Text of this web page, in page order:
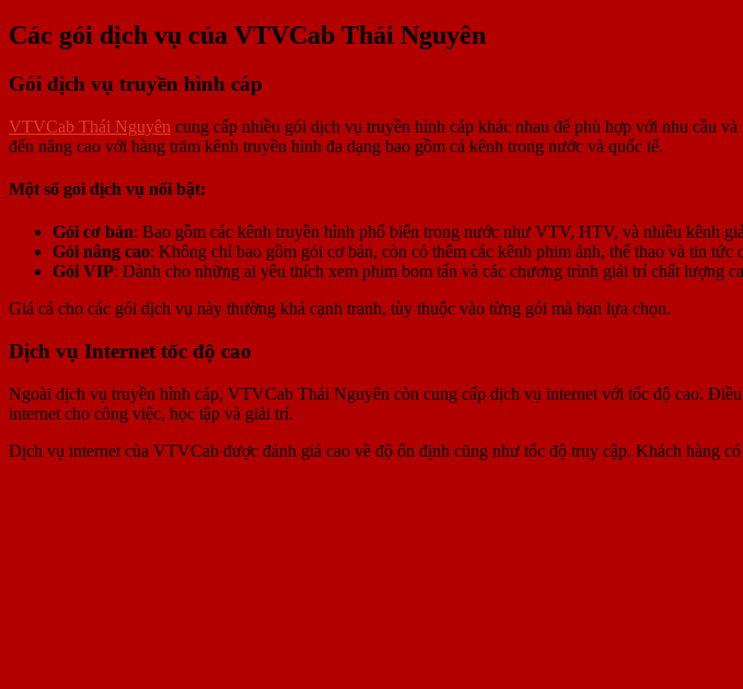
Các gói dịch vụ của VTVCab Thái Nguyên
Gói dịch vụ truyền hình cáp
VTVCab Thái Nguyên cung cấp nhiều gói dịch vụ truyền hình cáp khác nhau để phù hợp với nhu cầu
đến nâng cao với hàng trăm kênh truyền hình đa dạng bao gồm cả kênh trong nước và quốc tế.
Một số gói dịch vụ nổi bật:
Gói cơ bản: Bao gồm các kênh truyền hình phổ biến trong nước như VTV, HTV, và nhiều kênh
Gói nâng cao: Không chỉ bao gồm gói cơ bản, còn có thêm các kênh phim ảnh, thể thao và tin tức
Gói VIP: Dành cho những ai yêu thích xem phim bom tấn và các chương trình giải trí chất lượng
Giá cả cho các gói dịch vụ này thường khá cạnh tranh, tùy thuộc vào từng gói mà bạn lựa chọn.
Dịch vụ Internet tốc độ cao
Ngoài dịch vụ truyền hình cáp, VTVCab Thái Nguyên còn cung cấp dịch vụ internet với tốc độ cao.
internet cho công việc, học tập và giải trí.
Dịch vụ internet của VTVCab được đánh giá cao về độ ổn định cũng như tốc độ truy cập. Khách hàng